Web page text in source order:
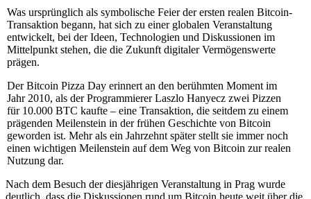
Was ursprünglich als symbolische Feier der ersten realen Bitcoin-
Transaktion begann, hat sich zu einer globalen Veranstaltung
entwickelt, bei der Ideen, Technologien und Diskussionen im
Mittelpunkt stehen, die die Zukunft digitaler Vermögenswerte
prägen.
Der Bitcoin Pizza Day erinnert an den berühmten Moment im
Jahr 2010, als der Programmierer Laszlo Hanyecz zwei Pizzen
für 10.000 BTC kaufte – eine Transaktion, die seitdem zu einem
prägenden Meilenstein in der frühen Geschichte von Bitcoin
geworden ist. Mehr als ein Jahrzehnt später stellt sie immer noch
einen wichtigen Meilenstein auf dem Weg von Bitcoin zur realen
Nutzung dar.
Nach dem Besuch der diesjährigen Veranstaltung in Prag wurde
deutlich, dass die Diskussionen rund um Bitcoin heute weit über die